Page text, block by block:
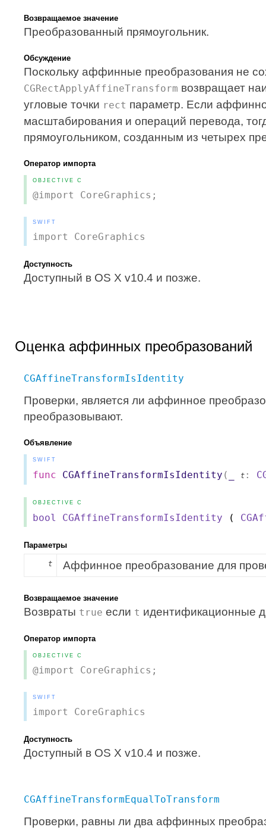
Возвращаемое значение
Преобразованный прямоугольник.
Обсуждение
Поскольку аффинные преобразования не
CGRectApplyAffineTransform возвращает
угловые точки rect параметр. Если
масштабирования и операций перевода,
прямоугольником, созданным из четырех
Оператор импорта
OBJECTIVE C
@import CoreGraphics;
SWIFT
import CoreGraphics
Доступность
Доступный в OS X v10.4 и позже.
Оценка аффинных преобразований
CGAffineTransformIsIdentity
Проверки, является ли аффинное
преобразовывают.
Объявление
SWIFT
func CGAffineTransformIsIdentity ( t :
OBJECTIVE C
bool CGAffineTransformIsIdentity (
Параметры
t Аффинное преобразование для
Возвращаемое значение
Возвраты true если t идентификационные
Оператор импорта
OBJECTIVE C
@import CoreGraphics;
SWIFT
import CoreGraphics
Доступность
Доступный в OS X v10.4 и позже.
CGAffineTransformEqualToTransform
Проверки, равны ли два аффинных